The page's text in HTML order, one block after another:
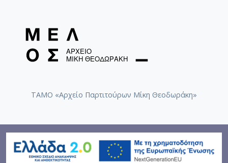
ΤΑΜΟ «Αρχείο Παρτιτούρων Μίκη Θεοδωράκη»